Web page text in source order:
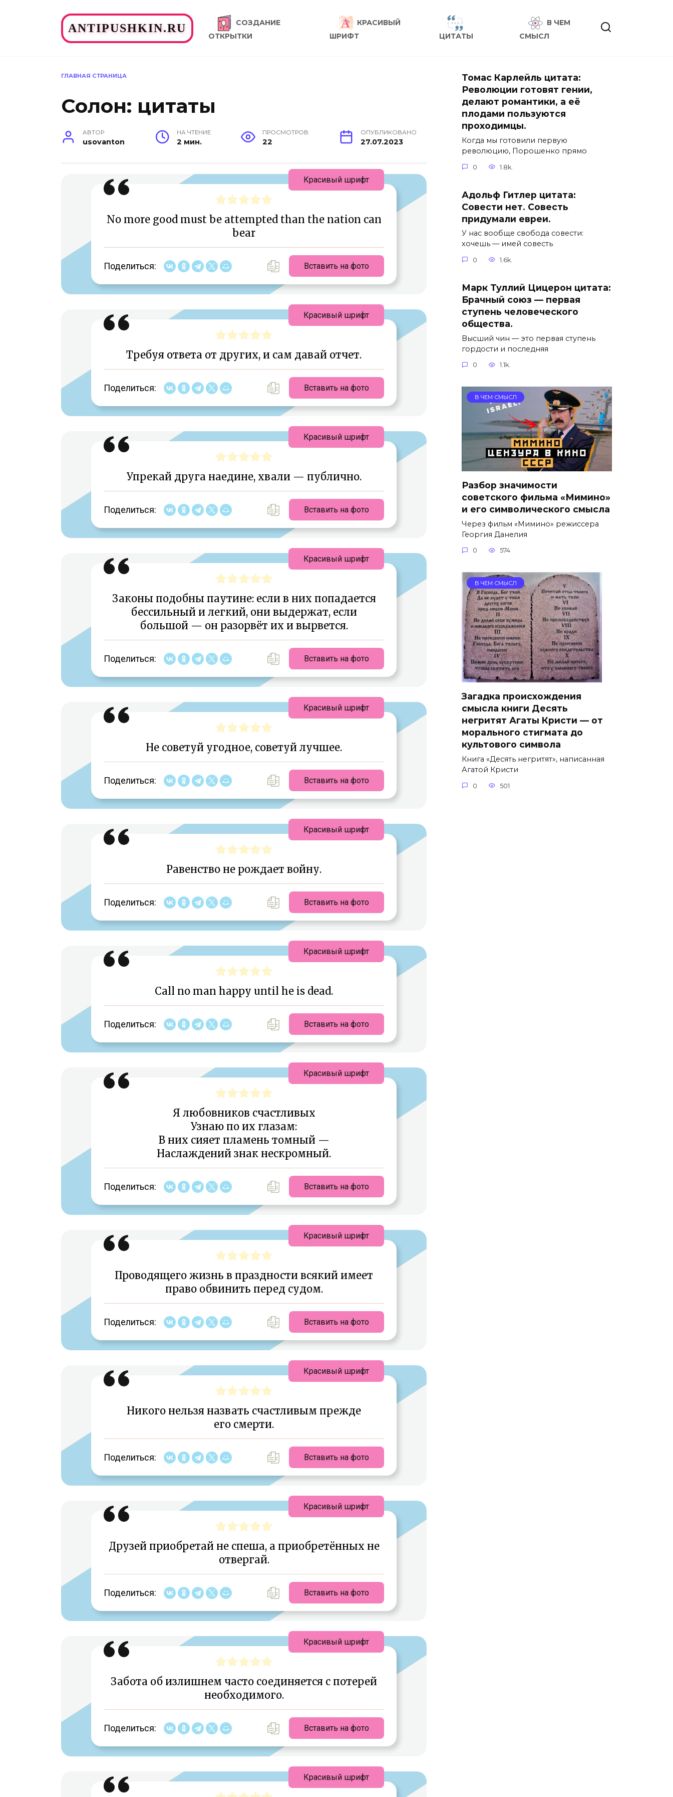
ANTIPUSHKIN.RU
СОЗДАНИЕ
ОТКРЫТКИ
КРАСИВЫЙ
ШРИФТ
ЦИТАТЫ
В ЧЕМ
СМЫСЛ
ГЛАВНАЯ СТРАНИЦА
Солон: цитаты
АВТОР
usovanton
НА ЧТЕНИЕ
2 мин.
ПРОСМОТРОВ
22
ОПУБЛИКОВАНО
27.07.2023
No more good must be attempted than the nation can
bear
Поделиться: Вставить на фото
Красивый шрифт
Требуя ответа от других, и сам давай отчет.
Поделиться: Вставить на фото
Красивый шрифт
Упрекай друга наедине, хвали — публично.
Поделиться: Вставить на фото
Красивый шрифт
Законы подобны паутине: если в них попадается
бессильный и легкий, они выдержат, если
большой — он разорвёт их и вырвется.
Поделиться: Вставить на фото
Красивый шрифт
Не советуй угодное, советуй лучшее.
Поделиться: Вставить на фото
Красивый шрифт
Равенство не рождает войну.
Поделиться: Вставить на фото
Красивый шрифт
Call no man happy until he is dead.
Поделиться: Вставить на фото
Красивый шрифт
Я любовников счастливых
Узнаю по их глазам:
В них сияет пламень томный —
Наслаждений знак нескромный.
Поделиться: Вставить на фото
Красивый шрифт
Проводящего жизнь в праздности всякий имеет
право обвинить перед судом.
Поделиться: Вставить на фото
Красивый шрифт
Никого нельзя назвать счастливым прежде
его смерти.
Поделиться: Вставить на фото
Красивый шрифт
Друзей приобретай не спеша, а приобретённых не
отвергай.
Поделиться: Вставить на фото
Красивый шрифт
Забота об излишнем часто соединяется с потерей
необходимого.
Поделиться: Вставить на фото
Красивый шрифт
Красивый шрифт
Томас Карлейль цитата:
Революции готовят гении,
делают романтики, а её
плодами пользуются
проходимцы.
Когда мы готовили первую
революцию, Порошенко прямо
0 1.8k.
Адольф Гитлер цитата:
Совести нет. Совесть
придумали евреи.
У нас вообще свобода совести:
хочешь — имей совесть
0 1.6k.
Марк Туллий Цицерон цитата:
Брачный союз — первая
ступень человеческого
общества.
Высший чин — это первая ступень
гордости и последняя
0 1.1k.
В ЧЕМ СМЫСЛ
Разбор значимости
советского фильма «Мимино»
и его символического смысла
Через фильм «Мимино» режиссера
Георгия Данелия
0 574
В ЧЕМ СМЫСЛ
Загадка происхождения
смысла книги Десять
негритят Агаты Кристи — от
морального стигмата до
культового символа
Книга «Десять негритят», написанная
Агатой Кристи
0 501